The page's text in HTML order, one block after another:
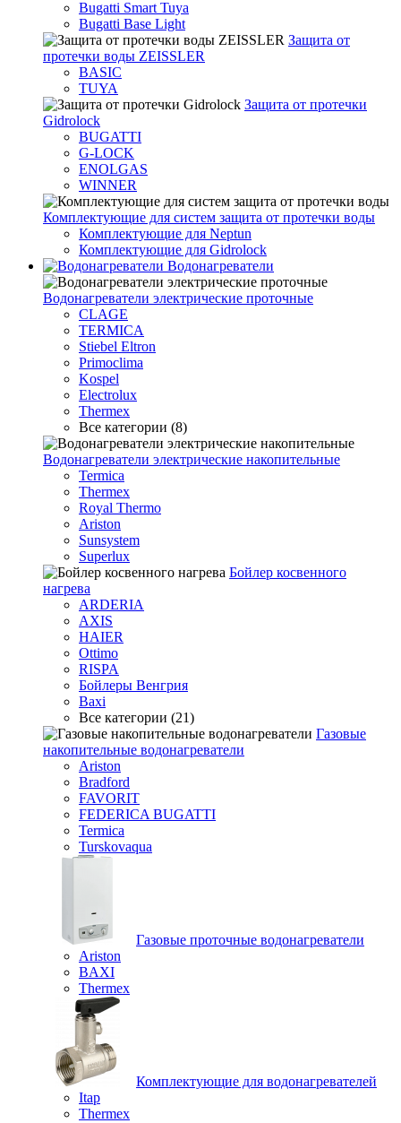
Bugatti Smart Tuya
Bugatti Base Light
Защита от
протечки воды ZEISSLER
BASIC
TUYA
Защита от протечки
Gidrolock
BUGATTI
G-LOCK
ENOLGAS
WINNER
Комплектующие для систем защита от протечки воды
Комплектующие для Neptun
Комплектующие для Gidrolock
Водонагреватели
Водонагреватeли электрические проточные
CLAGE
TERMICA
Stiebel Eltron
Primoclima
Kospel
Electrolux
Thermex
Все категории (8)
Водонагреватели электрические накопительные
Termica
Thermex
Royal Thermo
Ariston
Sunsystem
Superlux
Бойлер косвенного
нагрева
ARDERIA
AXIS
HAIER
Ottimo
RISPA
Бойлеры Венгрия
Baxi
Все категории (21)
Газовые
накопительные водонагреватели
Ariston
Bradford
FAVORIT
FEDERICA BUGATTI
Termica
Turskovaqua
Газовые проточные водонагреватели
Ariston
BAXI
Thermex
Комплектующие для водонагревателей
Itap
Thermex